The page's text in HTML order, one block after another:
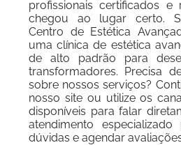
profissionais certificados e
chegou ao lugar certo.
Centro de Estética
uma clínica de estética
de alto padrão para
transformadores. Precisa
sobre nossos serviços?
nosso site ou utilize os
disponíveis para falar
atendimento
dúvidas e agendar